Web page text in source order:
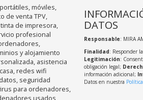
móviles,
de venta TPV,
de impresora,
profesional
y alojamiento
asistencia
redes wifi
seguridad
para ordenadores,
DATOS
Responsable: MIRA
Finalidad: Responder
Legitimación:
obligación legal;
información adicional;
Datos en nuestra